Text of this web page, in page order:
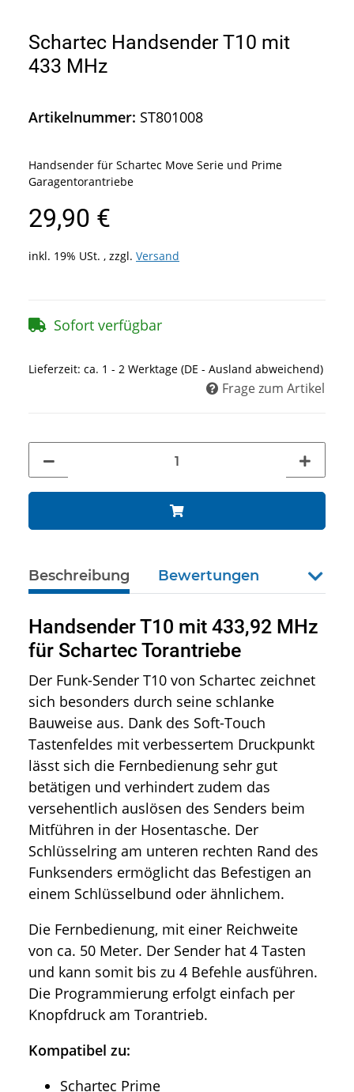
Schartec Handsender T10 mit
433 MHz
Artikelnummer: ST801008
Handsender für Schartec Move Serie und Prime
Garagentorantriebe
29,90 €
inkl. 19% USt. , zzgl. Versand
Sofort verfügbar
Lieferzeit: ca. 1 - 2 Werktage (DE - Ausland abweichend)
Frage zum Artikel
Beschreibung Bewertungen
Handsender T10 mit 433,92 MHz
für Schartec Torantriebe
Der Funk-Sender T10 von Schartec zeichnet
sich besonders durch seine schlanke
Bauweise aus. Dank des Soft-Touch
Tastenfeldes mit verbessertem Druckpunkt
lässt sich die Fernbedienung sehr gut
betätigen und verhindert zudem das
versehentlich auslösen des Senders beim
Mitführen in der Hosentasche. Der
Schlüsselring am unteren rechten Rand des
Funksenders ermöglicht das Befestigen an
einem Schlüsselbund oder ähnlichem.
Die Fernbedienung, mit einer Reichweite
von ca. 50 Meter. Der Sender hat 4 Tasten
und kann somit bis zu 4 Befehle ausführen.
Die Programmierung erfolgt einfach per
Knopfdruck am Torantrieb.
Kompatibel zu:
Schartec Prime